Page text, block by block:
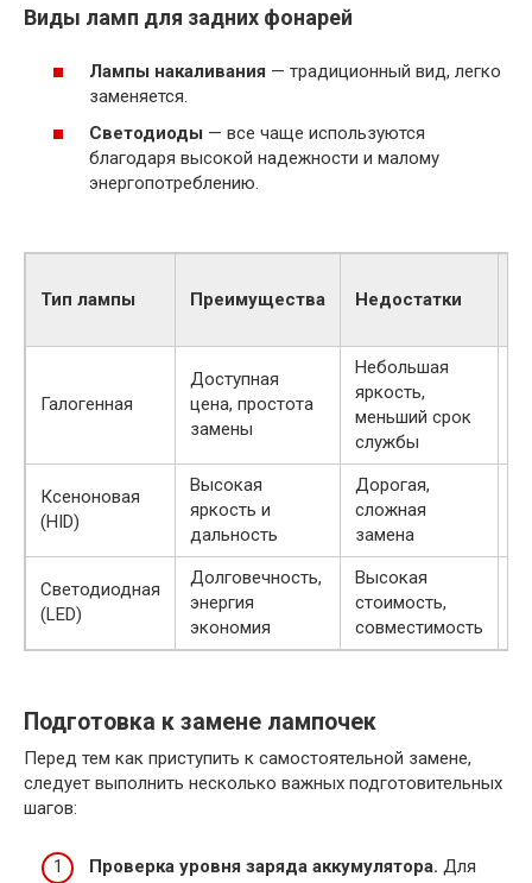
Виды ламп для задних фонарей
Лампы накаливания — традиционный вид, легко
заменяется.
Светодиоды — все чаще используются
благодаря высокой надежности и малому
энергопотреблению.
Тип лампы Преимущества Недостатки
Галогенная
Доступная
цена, простота
замены
Небольшая
яркость,
меньший срок
службы
Ксеноновая
(HID)
Высокая
яркость и
дальность
Дорогая,
сложная
замена
Светодиодная
(LED)
Долговечность,
энергия
экономия
Высокая
стоимость,
совместимость
Подготовка к замене лампочек
Перед тем как приступить к самостоятельной замене,
следует выполнить несколько важных подготовительных
шагов:
Проверка уровня заряда аккумулятора. Для